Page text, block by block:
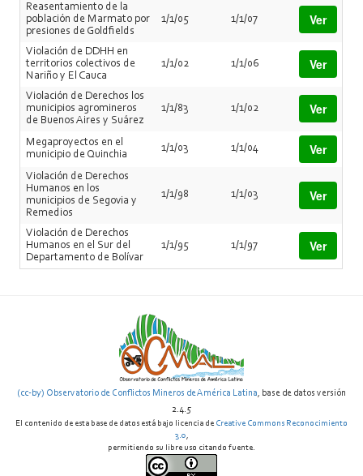
Reasentamiento de la
población de Marmato por
presiones de Goldfields
1/1/05 1/1/07 Ver
Violación de DDHH en
territorios colectivos de
Nariño y El Cauca
1/1/02 1/1/06 Ver
Violación de Derechos los
municipios agromineros
de Buenos Aires y Suárez
1/1/83 1/1/02 Ver
Megaproyectos en el
municipio de Quinchia
1/1/03 1/1/04 Ver
Violación de Derechos
Humanos en los
municipios de Segovia y
Remedios
1/1/98 1/1/03 Ver
Violación de Derechos
Humanos en el Sur del
Departamento de Bolívar
1/1/95 1/1/97 Ver
(cc-by) Observatorio de Conflictos Mineros de América Latina, base de datos versión
2.4.5
El contenido de esta base de datos está bajo licencia de Creative Commons Reconocimiento
3.0,
permitiendo su libre uso citando fuente.